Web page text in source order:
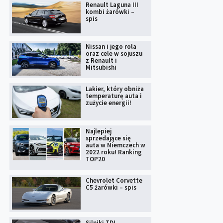
Renault Laguna III
kombi żarówki –
spis
Nissan i jego rola
oraz cele w sojuszu
z Renault i
Mitsubishi
Lakier, który obniża
temperaturę auta i
zużycie energii!
Najlepiej
sprzedające się
auta w Niemczech w
2022 roku! Ranking
TOP20
Chevrolet Corvette
C5 żarówki – spis